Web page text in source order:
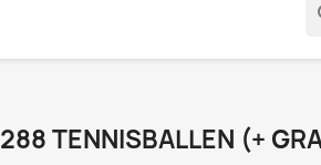
288 TENNISBALLEN (+